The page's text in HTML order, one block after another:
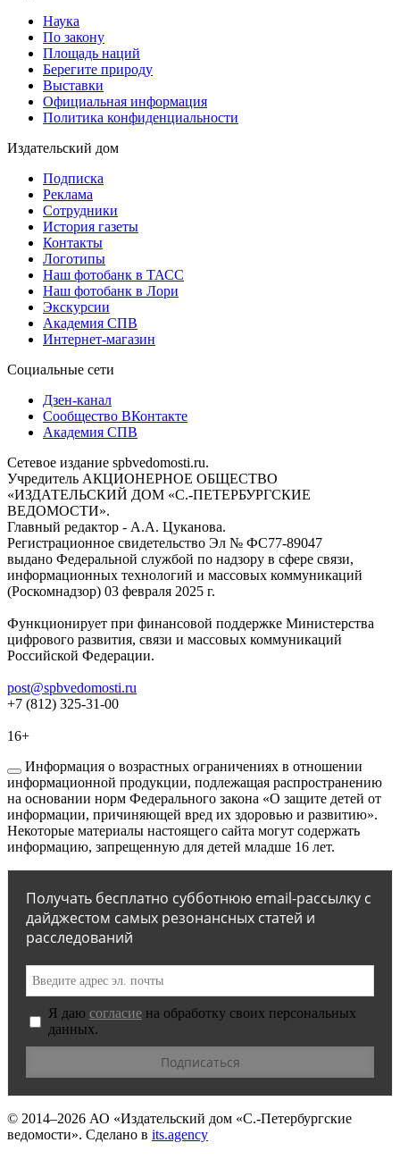
Наука
По закону
Площадь наций
Берегите природу
Выставки
Официальная информация
Политика конфиденциальности
Издательский дом
Подписка
Реклама
Сотрудники
История газеты
Контакты
Логотипы
Наш фотобанк в ТАСС
Наш фотобанк в Лори
Экскурсии
Академия СПВ
Интернет-магазин
Социальные сети
Дзен-канал
Сообщество ВКонтакте
Академия СПВ
Сетевое издание spbvedomosti.ru.
Учредитель АКЦИОНЕРНОЕ ОБЩЕСТВО
«ИЗДАТЕЛЬСКИЙ ДОМ «С.-ПЕТЕРБУРГСКИЕ
ВЕДОМОСТИ».
Главный редактор - А.А. Цуканова.
Регистрационное свидетельство Эл № ФС77-89047
выдано Федеральной службой по надзору в сфере связи,
информационных технологий и массовых коммуникаций
(Роскомнадзор) 03 февраля 2025 г.
Функционирует при финансовой поддержке Министерства
цифрового развития, связи и массовых коммуникаций
Российской Федерации.
post@spbvedomosti.ru
+7 (812) 325-31-00
16+
Информация о возрастных ограничениях в отношении
информационной продукции, подлежащая распространению
на основании норм Федерального закона «О защите детей от
информации, причиняющей вред их здоровью и развитию».
Некоторые материалы настоящего сайта могут содержать
информацию, запрещенную для детей младше 16 лет.
Получать бесплатно субботнюю email-рассылку с
дайджестом самых резонансных статей и
расследований
Я даю согласие на обработку своих персональных
данных.
© 2014–2026 АО «Издательский дом «С.-Петербургские
ведомости». Сделано в its.agency